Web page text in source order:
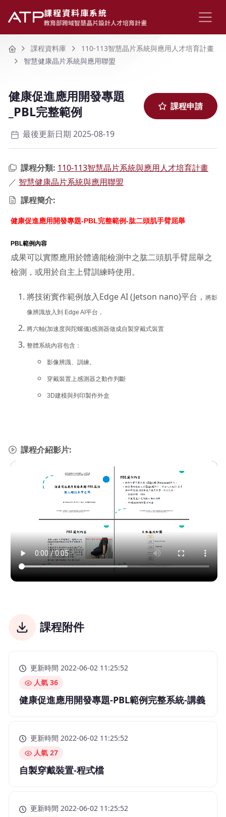
課程資料庫系統
教育部跨域智慧晶片設計人才培育計畫
Home課程資料庫
110-113智慧晶片系統與應用人才培育計畫
智慧健康晶片系統與應用聯盟
健康促進應用開發專題
_PBL完整範例
課程申請
最後更新日期 2025-08-19
課程分類: 110-113智慧晶片系統與應用人才培育計畫
／ 智慧健康晶片系統與應用聯盟
課程簡介:
健康促進應用開發專題-PBL完整範例-肱二頭肌手臂屈舉
PBL範例內容
成果可以實際應用於體適能檢測中之肱二頭肌手臂屈舉之
檢測，或用於自主上臂訓練時使用。
將技術實作範例放入Edge AI (Jetson nano)平台， 將影
像辨識放入到 Edge AI平台，
將六軸(加速度 與陀螺儀)感測器做成自製穿戴式裝置
整體系統內容包含：
影像辨識、訓練。
穿戴裝置上感測器之動作判斷
3D建模與列印製作外盒
課程介紹影片:
課程附件
更新時間 2022-06-02 11:25:52
人氣 36
健康促進應用開發專題-PBL範例完整系統-講義
更新時間 2022-06-02 11:25:52
人氣 27
自製穿戴裝置-程式檔
更新時間 2022-06-02 11:25:52